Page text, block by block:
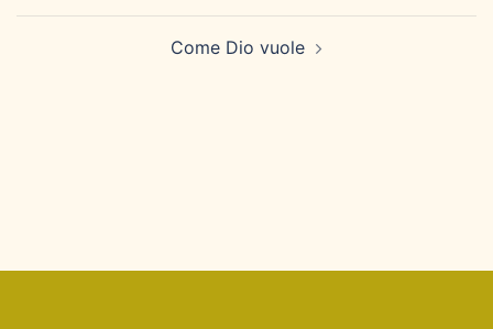
Come Dio vuole